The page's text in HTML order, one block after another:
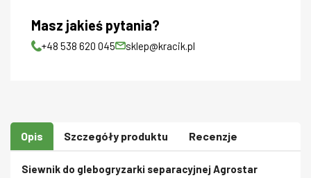
Masz jakieś pytania?
+48 538 620 045 sklep@kracik.pl
Opis Szczegóły produktu Recenzje
Siewnik do glebogryzarki separacyjnej Agrostar